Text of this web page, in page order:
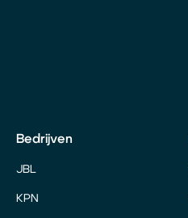
Bedrijven
JBL
KPN